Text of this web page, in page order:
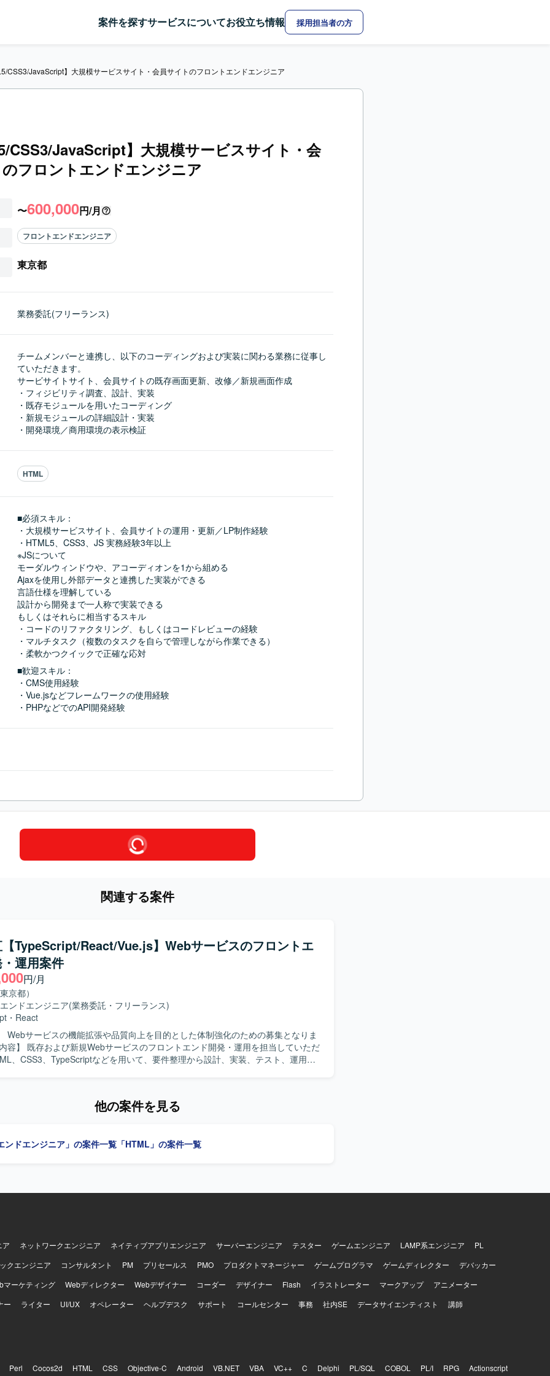
案件を探すサービスについてお役立ち情報 採用担当者の方
CSS3/JavaScript】大規模サービスサイト・会員サイトのフロントエンドエンジニア
CSS3/JavaScript】大規模サービスサイト・会
フロントエンドエンジニア
〜600,000円/月
フロントエンドエンジニア
東京都
業務委託(フリーランス)
チームメンバーと連携し、以下のコーディングおよび実装に関わる業務に従事し
ていただきます。
サービサイトサイト、会員サイトの既存画面更新、改修／新規画面作成
・フィジビリティ調査、設計、実装
・既存モジュールを用いたコーディング
・新規モジュールの詳細設計・実装
・開発環境／商用環境の表示検証
HTML
■必須スキル：
・大規模サービスサイト、会員サイトの運用・更新／LP制作経験
・HTML5、CSS3、JS 実務経験3年以上
※JSについて
モーダルウィンドウや、アコーディオンを1から組める
Ajaxを使用し外部データと連携した実装ができる
言語仕様を理解している
設計から開発まで一人称で実装できる
もしくはそれらに相当するスキル
・コードのリファクタリング、もしくはコードレビューの経験
・マルチタスク（複数のタスクを自らで管理しながら作業できる）
・柔軟かつクイックで正確な応対
■歓迎スキル：
・CMS使用経験
・Vue.jsなどフレームワークの使用経験
・PHPなどでのAPI開発経験
関連する案件
TypeScript/React/Vue.js】Webサービスのフロントエ
運用案件
円/月
京都）
ンドエンジニア(業務委託・フリーランス)
・ React
Webサービスの機能拡張や品質向上を目的とした体制強化のための募集となりま
、CSS3、TypeScriptなどを用いて、要件整理から設計、実装、テスト、運用改
ーム内外とのコミュニケーションを大切にし、協調性を持って開発を進められる
ます。主体的な提案や工夫が歓迎される環境のため、技術力と提案力の双方を高
他の案件を見る
ンドエンジニア」の案件一覧 「HTML」の案件一覧
ア ネットワークエンジニア ネイティブアプリエンジニア サーバーエンジニア テスター ゲームエンジニア LAMP系エンジニア
PL
クエンジニア
コンサルタント PM プリセールス PMO プロダクトマネージャー ゲームプログラマ ゲームディレクター
デバッカー
マーケティング
Webディレクター Webデザイナー コーダー デザイナー Flash イラストレーター マークアップ
アニメーター
ー
ライター UI/UX オペレーター ヘルプデスク サポート コールセンター 事務 社内SE データサイエンティスト 講師
Perl Cocos2d HTML CSS Objective-C Android VB.NET VBA VC++ C Delphi PL/SQL COBOL PL/I RPG Actionscript